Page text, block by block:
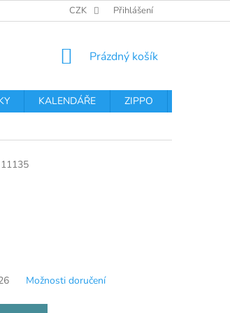
PODMÍNKY OCHRANY OSOBNÍCH
CZK Přihlášení
NÁKUPNÍ
Prázdný košík
KALENDÁŘE ZIPPO
11135
Možnosti doručení